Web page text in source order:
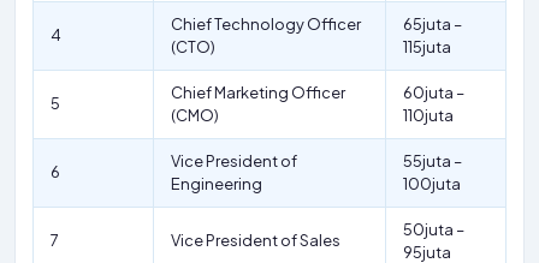
4
Chief Technology Officer
(CTO)
65juta –
115juta
5
Chief Marketing Officer
(CMO)
60juta –
110juta
6
Vice President of
Engineering
55juta –
100juta
7 Vice President of Sales
50juta –
95juta